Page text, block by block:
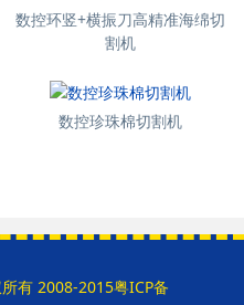
数控环竖+横振刀高精准海绵切
割机
数控珍珠棉切割机
有 2008-2015粤ICP备